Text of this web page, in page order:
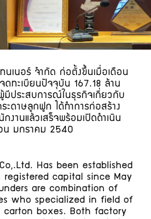
เนอร์ จำกัด ก่อตั้งขึ้นเมื่อเดือน
ทะเบียนปัจจุบัน 167.18 ล้าน
มีประสบการณ์ในธุรกิจเกี่ยวกับ
ะดาษลูกฟูก ได้ทำการก่อสร้าง
กงานแล้วเสร็จพร้อมเปิดดำเนิน
อน มกราคม 2540
Has been established
registered capital since May
are combination of
who specialized in field of
carton boxes. Both factory